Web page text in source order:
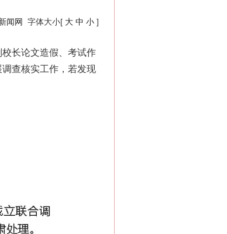
闻网 字体大小[ 大 中 小 ]
长论文造假、考试作
查核实工作，若发现